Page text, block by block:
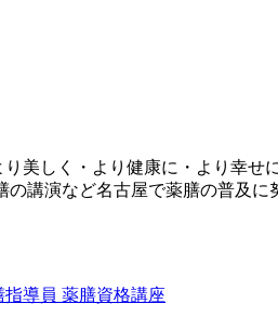
り美しく・より健康に・より幸
講演など名古屋で薬膳の普及に